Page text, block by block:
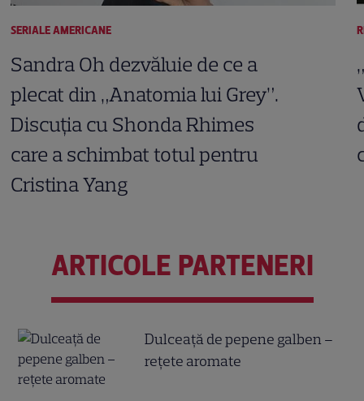
SERIALE AMERICANE
Sandra Oh dezvăluie de ce a
plecat din „Anatomia lui Grey”.
Discuția cu Shonda Rhimes
care a schimbat totul pentru
Cristina Yang
ARTICOLE PARTENERI
Dulceață de pepene galben –
rețete aromate